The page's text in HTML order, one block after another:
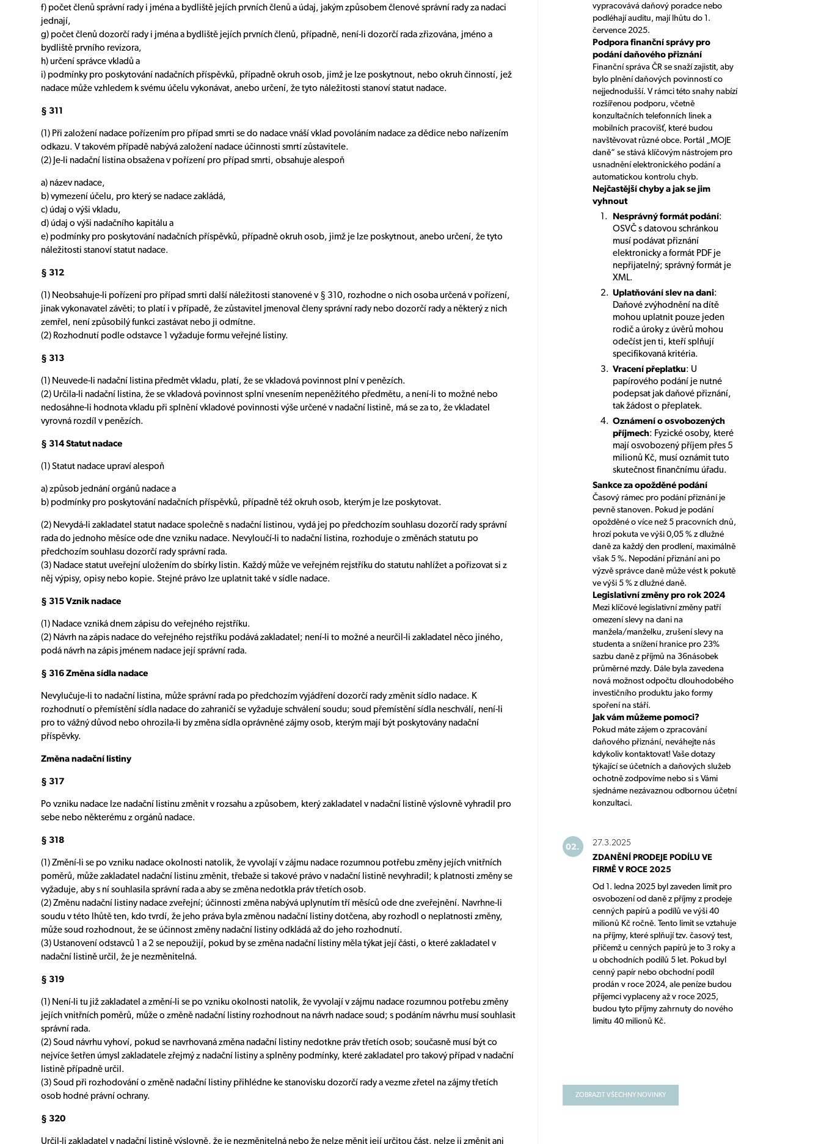
f) počet členů správní rady i jména a bydliště jejích prvních členů a údaj, jakým způsobem členové správní rady za nadaci
jednají,
g) počet členů dozorčí rady i jména a bydliště jejích prvních členů, případně, není-li dozorčí rada zřizována, jméno a
bydliště prvního revizora,
h) určení správce vkladů a
i) podmínky pro poskytování nadačních příspěvků, případně okruh osob, jimž je lze poskytnout, nebo okruh činností, jež
nadace může vzhledem k svému účelu vykonávat, anebo určení, že tyto náležitosti stanoví statut nadace.
§ 311
(1) Při založení nadace pořízením pro případ smrti se do nadace vnáší vklad povoláním nadace za dědice nebo nařízením
odkazu. V takovém případě nabývá založení nadace účinnosti smrtí zůstavitele.
(2) Je-li nadační listina obsažena v pořízení pro případ smrti, obsahuje alespoň
a) název nadace,
b) vymezení účelu, pro který se nadace zakládá,
c) údaj o výši vkladu,
d) údaj o výši nadačního kapitálu a
e) podmínky pro poskytování nadačních příspěvků, případně okruh osob, jimž je lze poskytnout, anebo určení, že tyto
náležitosti stanoví statut nadace.
§ 312
(1) Neobsahuje-li pořízení pro případ smrti další náležitosti stanovené v § 310, rozhodne o nich osoba určená v pořízení,
jinak vykonavatel závěti; to platí i v případě, že zůstavitel jmenoval členy správní rady nebo dozorčí rady a některý z nich
zemřel, není způsobilý funkci zastávat nebo ji odmítne.
(2) Rozhodnutí podle odstavce 1 vyžaduje formu veřejné listiny.
§ 313
(1) Neuvede-li nadační listina předmět vkladu, platí, že se vkladová povinnost plní v penězích.
(2) Určila-li nadační listina, že se vkladová povinnost splní vnesením nepeněžitého předmětu, a není-li to možné nebo
nedosáhne-li hodnota vkladu při splnění vkladové povinnosti výše určené v nadační listině, má se za to, že vkladatel
vyrovná rozdíl v penězích.
§ 314 Statut nadace
(1) Statut nadace upraví alespoň
a) způsob jednání orgánů nadace a
b) podmínky pro poskytování nadačních příspěvků, případně též okruh osob, kterým je lze poskytovat.
(2) Nevydá-li zakladatel statut nadace společně s nadační listinou, vydá jej po předchozím souhlasu dozorčí rady správní
rada do jednoho měsíce ode dne vzniku nadace. Nevyloučí-li to nadační listina, rozhoduje o změnách statutu po
předchozím souhlasu dozorčí rady správní rada.
(3) Nadace statut uveřejní uložením do sbírky listin. Každý může ve veřejném rejstříku do statutu nahlížet a pořizovat si z
něj výpisy, opisy nebo kopie. Stejné právo lze uplatnit také v sídle nadace.
§ 315 Vznik nadace
(1) Nadace vzniká dnem zápisu do veřejného rejstříku.
(2) Návrh na zápis nadace do veřejného rejstříku podává zakladatel; není-li to možné a neurčil-li zakladatel něco jiného,
podá návrh na zápis jménem nadace její správní rada.
§ 316 Změna sídla nadace
Nevylučuje-li to nadační listina, může správní rada po předchozím vyjádření dozorčí rady změnit sídlo nadace. K
rozhodnutí o přemístění sídla nadace do zahraničí se vyžaduje schválení soudu; soud přemístění sídla neschválí, není-li
pro to vážný důvod nebo ohrozila-li by změna sídla oprávněné zájmy osob, kterým mají být poskytovány nadační
příspěvky.
Změna nadační listiny
§ 317
Po vzniku nadace lze nadační listinu změnit v rozsahu a způsobem, který zakladatel v nadační listině výslovně vyhradil pro
sebe nebo některému z orgánů nadace.
§ 318
(1) Změní-li se po vzniku nadace okolnosti natolik, že vyvolají v zájmu nadace rozumnou potřebu změny jejích vnitřních
poměrů, může zakladatel nadační listinu změnit, třebaže si takové právo v nadační listině nevyhradil; k platnosti změny se
vyžaduje, aby s ní souhlasila správní rada a aby se změna nedotkla práv třetích osob.
(2) Změnu nadační listiny nadace zveřejní; účinnosti změna nabývá uplynutím tří měsíců ode dne zveřejnění. Navrhne-li
soudu v této lhůtě ten, kdo tvrdí, že jeho práva byla změnou nadační listiny dotčena, aby rozhodl o neplatnosti změny,
může soud rozhodnout, že se účinnost změny nadační listiny odkládá až do jeho rozhodnutí.
(3) Ustanovení odstavců 1 a 2 se nepoužijí, pokud by se změna nadační listiny měla týkat její části, o které zakladatel v
nadační listině určil, že je nezměnitelná.
§ 319
(1) Není-li tu již zakladatel a změní-li se po vzniku okolnosti natolik, že vyvolají v zájmu nadace rozumnou potřebu změny
jejích vnitřních poměrů, může o změně nadační listiny rozhodnout na návrh nadace soud; s podáním návrhu musí souhlasit
správní rada.
(2) Soud návrhu vyhoví, pokud se navrhovaná změna nadační listiny nedotkne práv třetích osob; současně musí být co
nejvíce šetřen úmysl zakladatele zřejmý z nadační listiny a splněny podmínky, které zakladatel pro takový případ v nadační
listině případně určil.
(3) Soud při rozhodování o změně nadační listiny přihlédne ke stanovisku dozorčí rady a vezme zřetel na zájmy třetích
osob hodné právní ochrany.
§ 320
Určil-li zakladatel v nadační listině výslovně, že je nezměnitelná nebo že nelze měnit její určitou část, nelze ji změnit ani
vypracovává daňový poradce nebo
podléhají auditu, mají lhůtu do 1.
července 2025.
Podpora finanční správy pro
podání daňového přiznání
Finanční správa ČR se snaží zajistit, aby
bylo plnění daňových povinností co
nejjednodušší. V rámci této snahy nabízí
rozšířenou podporu, včetně
konzultačních telefonních linek a
mobilních pracovišť, které budou
navštěvovat různé obce. Portál „MOJE
daně“ se stává klíčovým nástrojem pro
usnadnění elektronického podání a
automatickou kontrolu chyb.
Nejčastější chyby a jak se jim
vyhnout
Nesprávný formát podání:
OSVČ s datovou schránkou
musí podávat přiznání
elektronicky a formát PDF je
nepřijatelný; správný formát je
XML.
Uplatňování slev na dani:
Daňové zvýhodnění na dítě
mohou uplatnit pouze jeden
rodič a úroky z úvěrů mohou
odečíst jen ti, kteří splňují
specifikovaná kritéria.
Vracení přeplatku: U
papírového podání je nutné
podepsat jak daňové přiznání,
tak žádost o přeplatek.
Oznámení o osvobozených
příjmech: Fyzické osoby, které
mají osvobozený příjem přes 5
milionů Kč, musí oznámit tuto
skutečnost finančnímu úřadu.
Sankce za opožděné podání
Časový rámec pro podání přiznání je
pevně stanoven. Pokud je podání
opožděné o více než 5 pracovních dnů,
hrozí pokuta ve výši 0,05 % z dlužné
daně za každý den prodlení, maximálně
však 5 %. Nepodání přiznání ani po
výzvě správce daně může vést k pokutě
ve výši 5 % z dlužné daně.
Legislativní změny pro rok 2024
Mezi klíčové legislativní změny patří
omezení slevy na dani na
manžela/manželku, zrušení slevy na
studenta a snížení hranice pro 23%
sazbu daně z příjmů na 36násobek
průměrné mzdy. Dále byla zavedena
nová možnost odpočtu dlouhodobého
investičního produktu jako formy
spoření na stáří.
Jak vám můžeme pomoci?
Pokud máte zájem o zpracování
daňového přiznání, neváhejte nás
kdykoliv kontaktovat! Vaše dotazy
týkající se účetních a daňových služeb
ochotně zodpovíme nebo si s Vámi
sjednáme nezávaznou odbornou účetní
konzultaci.
02.
27.3.2025
ZDANĚNÍ PRODEJE PODÍLU VE
FIRMĚ V ROCE 2025
Od 1. ledna 2025 byl zaveden limit pro
osvobození od daně z příjmy z prodeje
cenných papírů a podílů ve výši 40
milionů Kč ročně. Tento limit se vztahuje
na příjmy, které splňují tzv. časový test,
přičemž u cenných papírů je to 3 roky a
u obchodních podílů 5 let. Pokud byl
cenný papír nebo obchodní podíl
prodán v roce 2024, ale peníze budou
příjemci vyplaceny až v roce 2025,
budou tyto příjmy zahrnuty do nového
limitu 40 milionů Kč.
ZOBRAZIT VŠECHNY NOVINKY